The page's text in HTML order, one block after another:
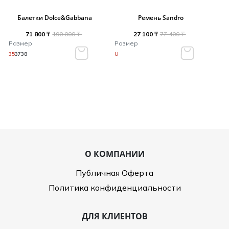
Балетки Dolce&Gabbana
71 800 ₸ 190 000 ₸
Размер
353738
Ремень Sandro
27 100 ₸ 77 400 ₸
Размер
U
О КОМПАНИИ
Публичная Оферта
Политика конфиденциальности
ДЛЯ КЛИЕНТОВ